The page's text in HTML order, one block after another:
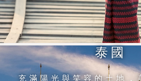
泰國
充滿陽光與笑容的土地